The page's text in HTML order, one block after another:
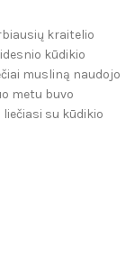
kraitelio
kūdikio
musliną naudojo
metu buvo
su kūdikio